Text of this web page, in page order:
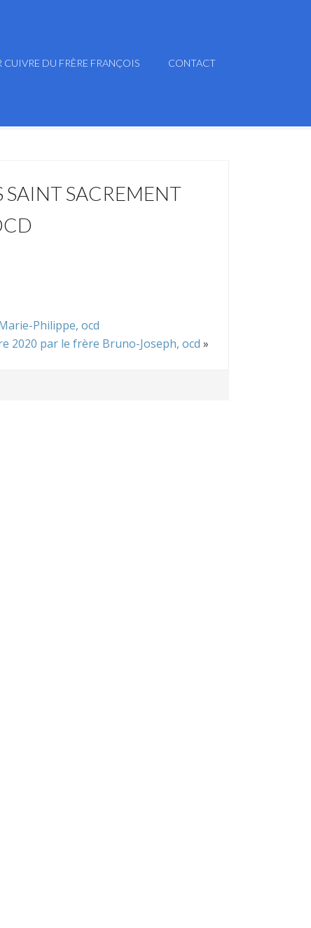
CUIVRE DU FRÈRE FRANÇOIS CONTACT
SAINT SACREMENT
Philippe, ocd
2020 par le frère Bruno-Joseph, ocd »